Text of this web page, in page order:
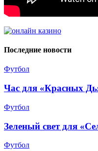
Последние новости
Футбол
Час для «Красных
Футбол
Зеленый свет для
Футбол